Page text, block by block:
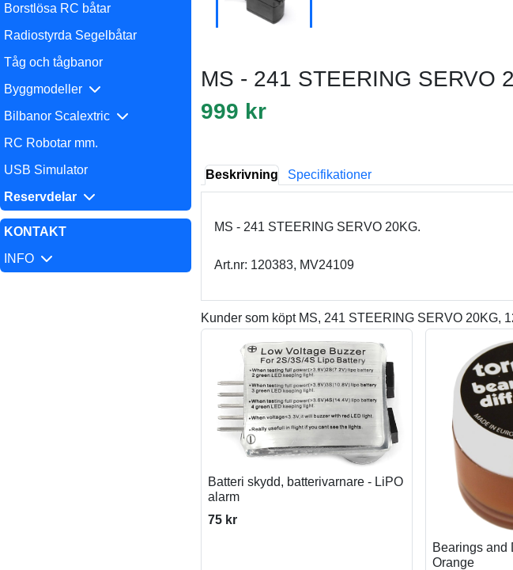
Borstlösa RC båtar
Radiostyrda Segelbåtar
Tåg och tågbanor
Byggmodeller
Bilbanor Scalextric
RC Robotar mm.
USB Simulator
Reservdelar
KONTAKT
INFO
MS - 241 STEERING SERVO
999 kr
Beskrivning Specifikationer
MS - 241 STEERING SERVO 20KG.
Art.nr: 120383, MV24109
Kunder som köpt MS, 241 STEERING SERVO 20KG,
Batteri skydd, batterivarnare - LiPO
alarm
75 kr
Bearings and
Orange